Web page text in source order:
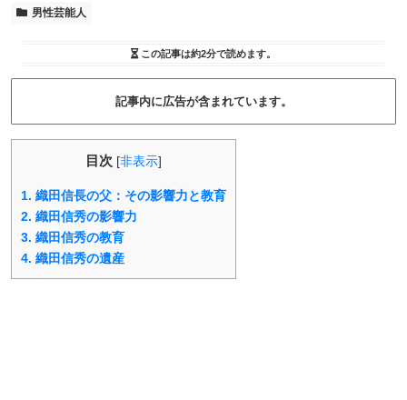
男性芸能人
この記事は約2分で読めます。
記事内に広告が含まれています。
目次 [非表示]
1. 織田信長の父：その影響力と教育
2. 織田信秀の影響力
3. 織田信秀の教育
4. 織田信秀の遺産